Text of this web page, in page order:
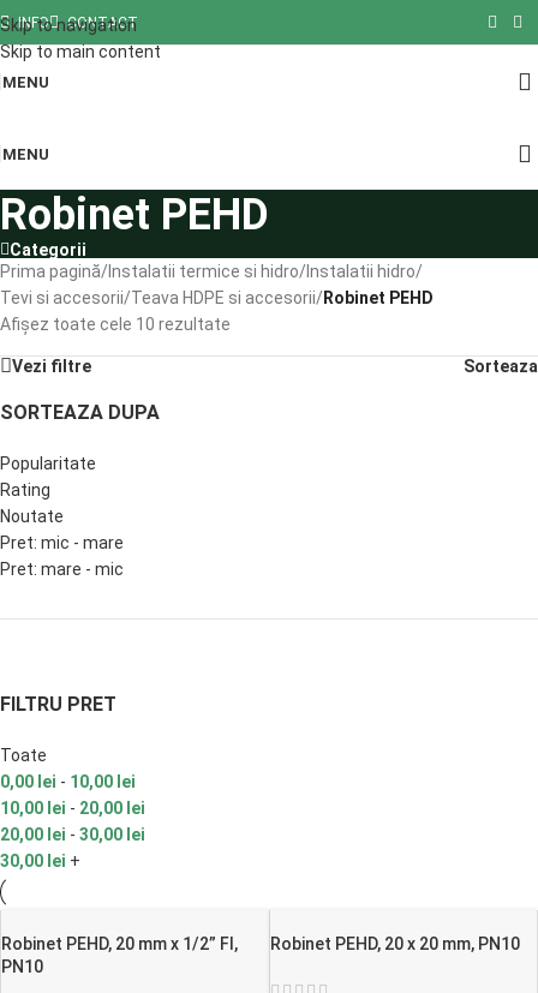
Skip to navigation
Skip to main content
INFO CONTACT
MENU
MENU
Robinet PEHD
Categorii
Prima pagină/Instalatii termice si hidro/Instalatii hidro/
Tevi si accesorii/Teava HDPE si accesorii/Robinet PEHD
Afișez toate cele 10 rezultate
Vezi filtre Sorteaza
SORTEAZA DUPA
Popularitate
Rating
Noutate
Pret: mic - mare
Pret: mare - mic
FILTRU PRET
Toate
0,00 lei - 10,00 lei
10,00 lei - 20,00 lei
20,00 lei - 30,00 lei
30,00 lei +
Robinet PEHD, 20 mm x 1/2” FI,
PN10
Robinet PEHD, 20 x 20 mm, PN10